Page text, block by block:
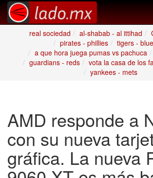
real sociedad
al-shabab - al ittihad
pirates - phillies
tigers -
a que hora juega pumas vs pachuca
guardians - reds
vota la casa de los
yankees - mets
AMD responde a
con su nueva
gráfica. La nueva